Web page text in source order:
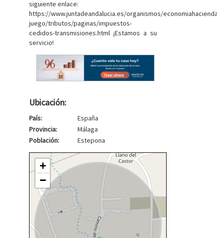
siguiente enlace:
https://www.juntadeandalucia.es/organismos/
juego/tributos/paginas/impuestos-
cedidos-transmisiones.html ¡Estamos a su
servicio!
Ubicación:
País:
España
Provincia:
Málaga
Población:
Estepona
+
−